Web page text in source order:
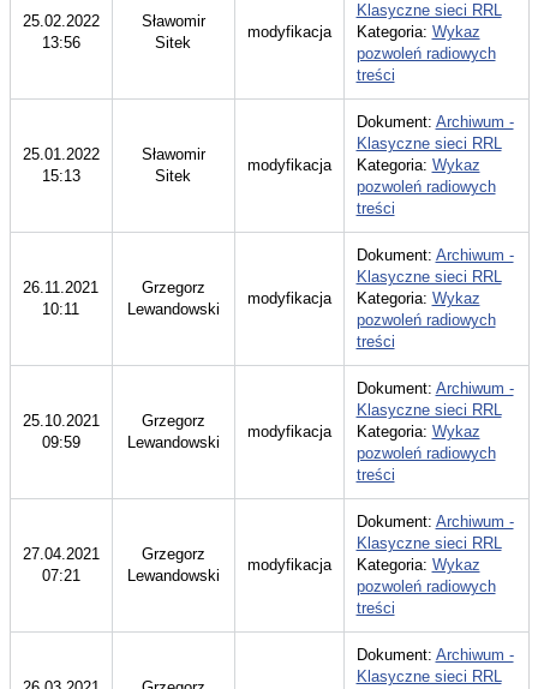
25.02.2022
13:56
Sławomir
Sitek
modyfikacja
Klasyczne sieci RRL
Kategoria: Wykaz
pozwoleń radiowych
treści
25.01.2022
15:13
Sławomir
Sitek
modyfikacja
Dokument: Archiwum -
Klasyczne sieci RRL
Kategoria: Wykaz
pozwoleń radiowych
treści
26.11.2021
10:11
Grzegorz
Lewandowski
modyfikacja
Dokument: Archiwum -
Klasyczne sieci RRL
Kategoria: Wykaz
pozwoleń radiowych
treści
25.10.2021
09:59
Grzegorz
Lewandowski
modyfikacja
Dokument: Archiwum -
Klasyczne sieci RRL
Kategoria: Wykaz
pozwoleń radiowych
treści
27.04.2021
07:21
Grzegorz
Lewandowski
modyfikacja
Dokument: Archiwum -
Klasyczne sieci RRL
Kategoria: Wykaz
pozwoleń radiowych
treści
Dokument: Archiwum -
Klasyczne sieci RRL